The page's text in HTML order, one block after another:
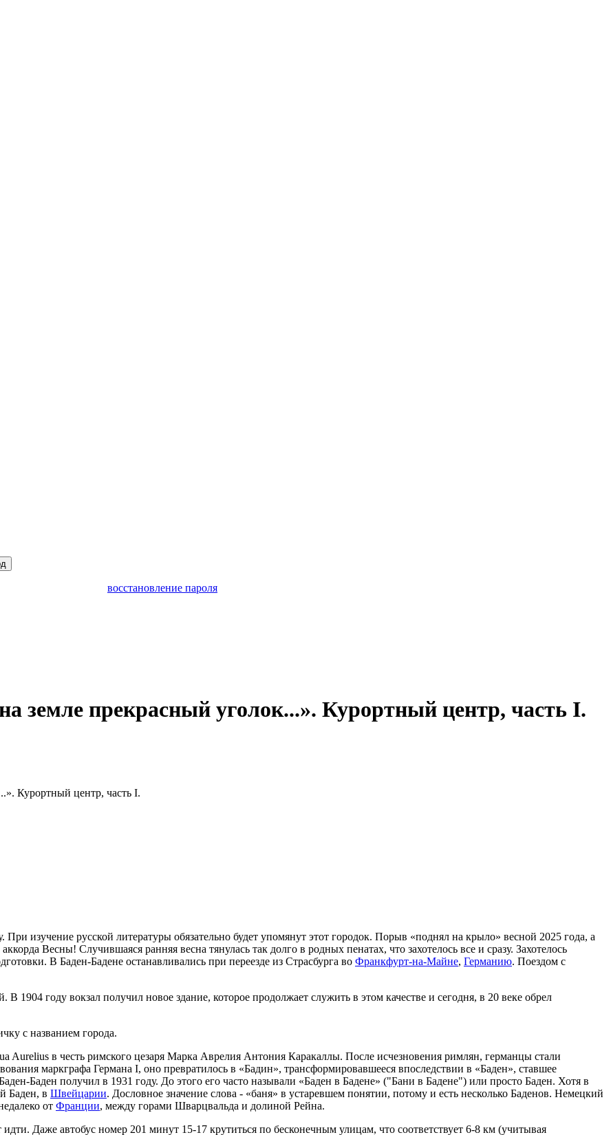
восстановление пароля
земле прекрасный уголок...». Курортный центр, часть I.
Курортный центр, часть I.
изучение русской литературы обязательно будет упомянут этот городок. Порыв «поднял на крыло» весной 2025 года, а
Весны! Случившаяся ранняя весна тянулась так долго в родных пенатах, что захотелось все и сразу. Захотелось
В Баден-Бадене останавливались при переезде из Страсбурга во Франкфурт-на-Майне, Германию. Поездом с
1904 году вокзал получил новое здание, которое продолжает служить в этом качестве и сегодня, в 20 веке обрел
с названием города.
Aurelius в честь римского цезаря Марка Аврелия Антония Каракаллы. После исчезновения римлян, германцы стали
маркграфа Германа I, оно превратилось в «Бадин», трансформировавшееся впоследствии в «Баден», ставшее
Баден получил в 1931 году. До этого его часто называли «Баден в Бадене» ("Бани в Бадене") или просто Баден. Хотя в
Баден, в Швейцарии. Дословное значение слова - «баня» в устаревшем понятии, потому и есть несколько Баденов. Немецкий
от Франции, между горами Шварцвальда и долиной Рейна.
Даже автобус номер 201 минут 15-17 крутиться по бесконечным улицам, что соответствует 6-8 км (учитывая